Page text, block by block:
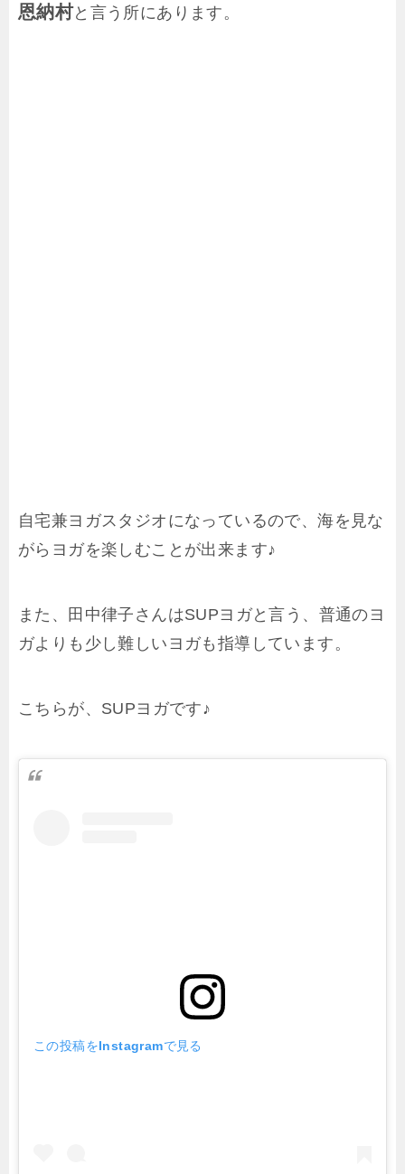
恩納村と言う所にあります。
自宅兼ヨガスタジオになっているので、海を見な
がらヨガを楽しむことが出来ます♪
また、田中律子さんはSUPヨガと言う、普通のヨ
ガよりも少し難しいヨガも指導しています。
こちらが、SUPヨガです♪
この投稿をInstagramで見る